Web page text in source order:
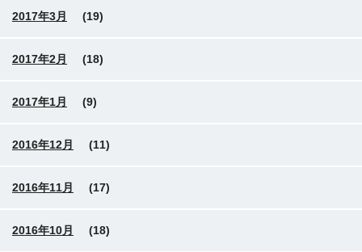
2017年3月 (19)
2017年2月 (18)
2017年1月 (9)
2016年12月 (11)
2016年11月 (17)
2016年10月 (18)